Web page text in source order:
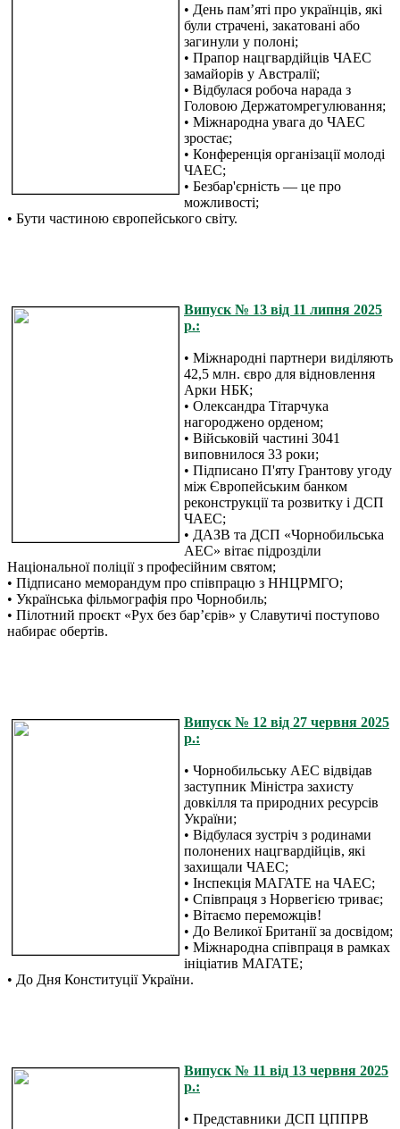
• День пам’яті про українців, які
були страчені, закатовані або
загинули у полоні;
• Прапор нацгвардійців ЧАЕС
замайорів у Австралії;
• Відбулася робоча нарада з
Головою Держатомрегулювання;
• Міжнародна увага до ЧАЕС
зростає;
• Конференція організації молоді
ЧАЕС;
• Безбар'єрність — це про
можливості;
• Бути частиною європейського світу.
Випуск № 13 від 11 липня 2025
р.:
• Міжнародні партнери виділяють
42,5 млн. євро для відновлення
Арки НБК;
• Олександра Тітарчука
нагороджено орденом;
• Військовій частині 3041
виповнилося 33 роки;
• Підписано П'яту Грантову угоду
між Європейським банком
реконструкції та розвитку і ДСП
ЧАЕС;
• ДАЗВ та ДСП «Чорнобильська
АЕС» вітає підрозділи
Національної поліції з професійним святом;
• Підписано меморандум про співпрацю з ННЦРМГО;
• Українська фільмографія про Чорнобиль;
• Пілотний проєкт «Рух без бар’єрів» у Славутичі поступово
набирає обертів.
Випуск № 12 від 27 червня 2025
р.:
• Чорнобильську АЕС відвідав
заступник Міністра захисту
довкілля та природних ресурсів
України;
• Відбулася зустріч з родинами
полонених нацгвардійців, які
захищали ЧАЕС;
• Інспекція МАГАТЕ на ЧАЕС;
• Співпраця з Норвегією триває;
• Вітаємо переможців!
• До Великої Британії за досвідом;
• Міжнародна співпраця в рамках
ініціатив МАГАТЕ;
• До Дня Конституції України.
Випуск № 11 від 13 червня 2025
р.:
• Представники ДСП ЦППРВ